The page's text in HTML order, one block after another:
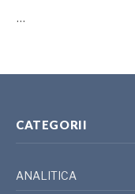
…
CATEGORII
ANALITICA